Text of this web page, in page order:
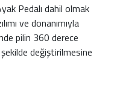
Pedalı dahil olmak
ve donanımıyla
pilin 360 derece
şekilde değiştirilmesine